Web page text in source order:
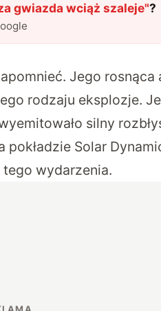
gwiazda wciąż szaleje"?
Jego
rodzaju eksplozje.
silny
Solar
wydarzenia.